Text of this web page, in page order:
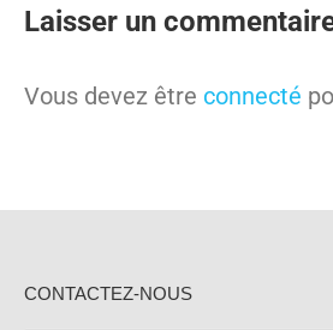
Laisser un
Vous devez être connecté
CONTACTEZ-NOUS